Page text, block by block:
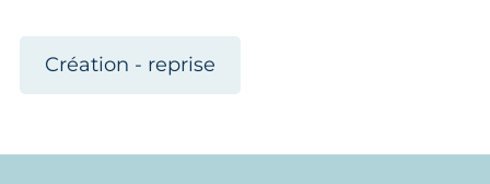
Création - reprise